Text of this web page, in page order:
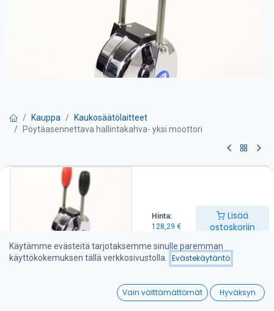
Hinta:
128,29 €
Lisää
ostoskoriin
Wishlist
Kauppa
Kaukosäätölaitteet
Pöytäasennettava hallintakahva- yksi moottori
Pöytäasennettava
hallintakahva- yksi moottori
Hallintalaite, pöytäasennusmalli,
– 2-vipuinen hallintalaite
– hallitset yhdellä kahvalla kierroslukua ja toisella vaihteistoa
– sopiva 33C sarjan kaapeleille
Käytämme evästeitä tarjotaksemme sinulle paremman
käyttökokemuksen tällä verkkosivustolla.
Evästekäytäntö
Vain välttämättömät Hyväksyn